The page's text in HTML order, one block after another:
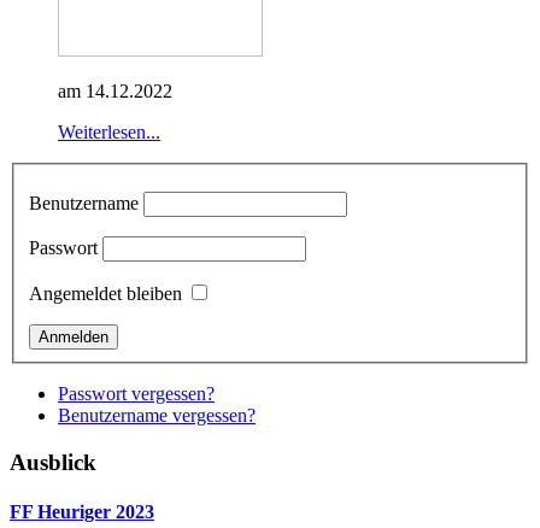
am 14.12.2022
Weiterlesen...
Benutzername
Passwort
Angemeldet bleiben
Passwort vergessen?
Benutzername vergessen?
Ausblick
FF Heuriger 2023